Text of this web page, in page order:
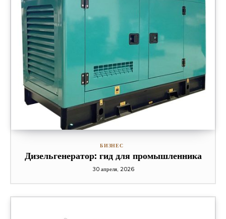
БИЗНЕС
Дизельгенератор: гид для промышленника
30 апреля, 2026